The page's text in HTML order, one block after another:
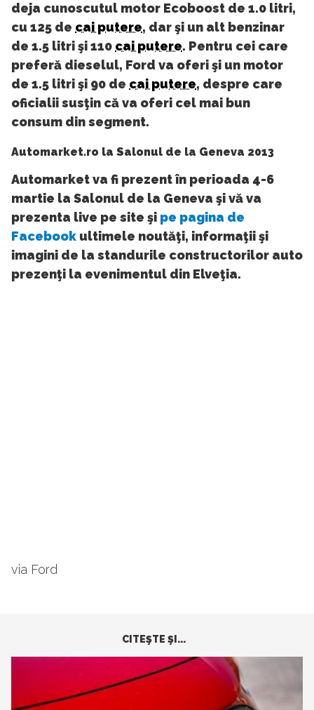
deja cunoscutul motor Ecoboost de 1.0 litri,
cu 125 de cai putere, dar şi un alt benzinar
de 1.5 litri şi 110 cai putere. Pentru cei care
preferă dieselul, Ford va oferi şi un motor
de 1.5 litri şi 90 de cai putere, despre care
oficialii susţin că va oferi cel mai bun
consum din segment.
Automarket.ro la Salonul de la Geneva 2013
Automarket va fi prezent în perioada 4-6
martie la Salonul de la Geneva şi vă va
prezenta live pe site şi pe pagina de
Facebook ultimele noutăţi, informaţii şi
imagini de la standurile constructorilor auto
prezenţi la evenimentul din Elveţia.
via Ford
CITEŞTE ŞI...